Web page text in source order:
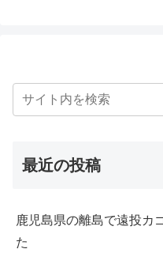
最近の投稿
鹿児島県の離島で遠投カ
た